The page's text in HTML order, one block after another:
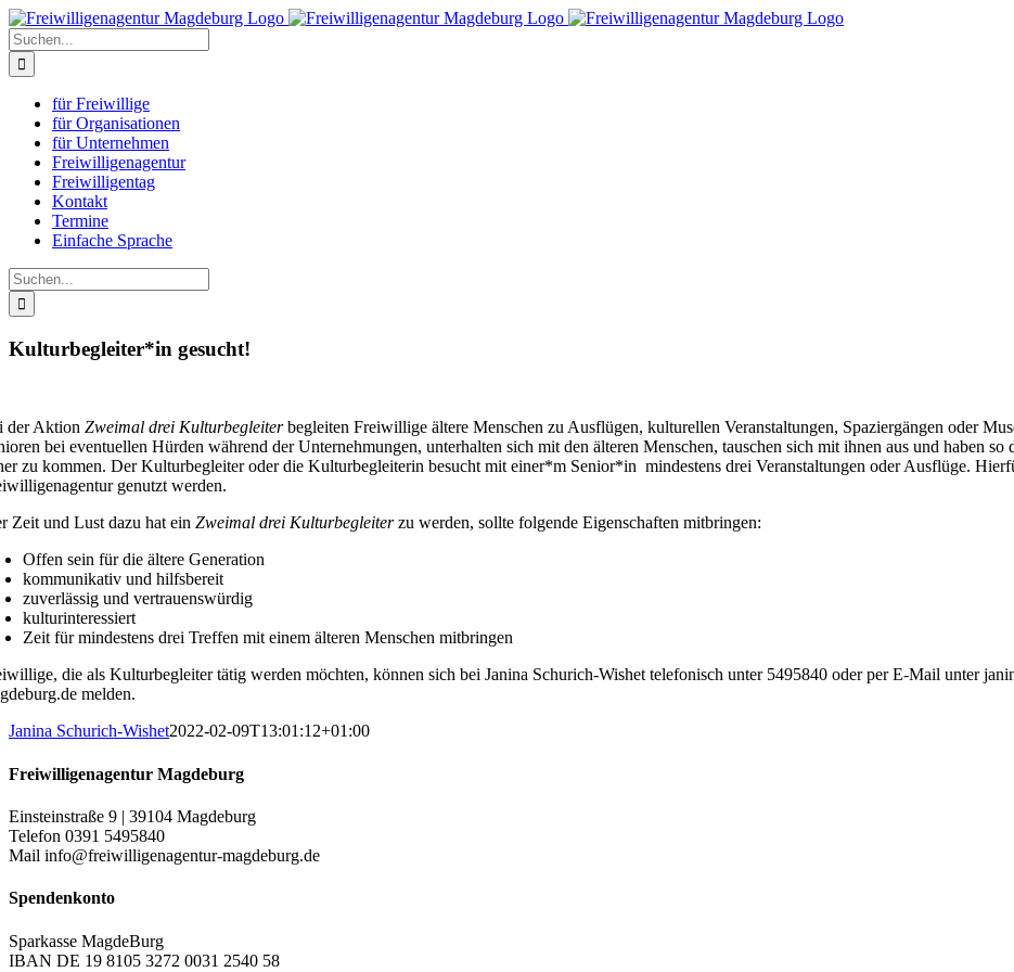
Zum
Inhalt
springen
Suche
nach:
für Freiwillige
für Organisationen
für Unternehmen
Freiwilligenagentur
Freiwilligentag
Kontakt
Termine
Einfache Sprache
Suche
nach:
Kulturbegleiter*in gesucht!
der AktionZweimal drei Kulturbegleiterbegleiten Freiwillige ältere Menschen zu Ausflügen, kulturellen Veranstaltungen, Spaziergängen oder
bei eventuellen Hürden während der Unternehmungen, unterhalten sich mit den älteren Menschen, tauschen sich mit ihnen aus und haben
zu kommen. Der Kulturbegleiter oder die Kulturbegleiterin besucht mit einer*m Senior*in mindestens drei Veranstaltungen oder Ausflüge.
genutzt werden.
Zeit und Lust dazu hat einZweimal drei Kulturbegleiterzu werden, sollte folgende Eigenschaften mitbringen:
Offen sein für die ältere Generation
kommunikativ und hilfsbereit
zuverlässig und vertrauenswürdig
kulturinteressiert
Zeit für mindestens drei Treffen mit einem älteren Menschen mitbringen
die als Kulturbegleiter tätig werden möchten, können sich bei Janina Schurich-Wishet telefonisch unter 5495840 oder per E-Mail unter
melden.
Janina Schurich-Wishet2022-02-09T13:01:12+01:00
Freiwilligenagentur Magdeburg
Einsteinstraße 9 | 39104 Magdeburg
Telefon 0391 5495840
Mail info@freiwilligenagentur-magdeburg.de
Spendenkonto
Sparkasse MagdeBurg
IBAN DE 19 8105 3272 0031 2540 58